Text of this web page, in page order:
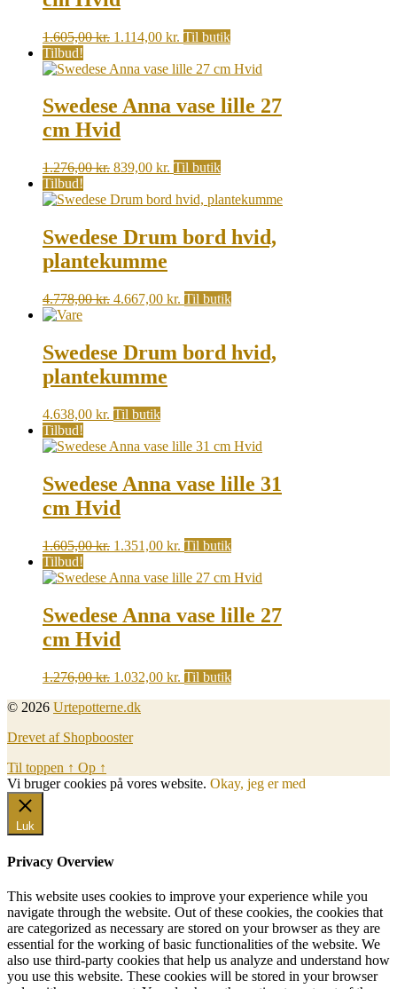
1.605,00kr. Original
was:
1.114,00 kr. Current
is:
Til butik
Tilbud!
Swedese Anna vase lille 27
cm Hvid
1.276,00kr. Original
was:
839,00 kr. Current
is:
Til butik
Tilbud!
Swedese Drum bord hvid,
plantekumme
4.778,00kr. Original
4.778,00 kr..
4.667,00 kr. Current
4.667,00 kr..
Til butik
Swedese Drum bord hvid,
plantekumme
4.638,00 kr. Til butik
Tilbud!
Swedese Anna vase lille 31
cm Hvid
1.605,00kr. Original
was:
1.351,00 kr. Current
is:
Til butik
Tilbud!
Swedese Anna vase lille 27
cm Hvid
1.276,00kr. Original
was:
1.032,00 kr. Current
Til butik
© 2026 Urtepotterne.dk
Drevet af Shopbooster
Til toppen ↑ Op ↑
Vi bruger cookies på vores website. Okay, jeg er med
Luk
Privacy Overview
This website uses cookies to improve your experience while you
navigate through the website. Out of these cookies, the cookies that
are categorized as necessary are stored on your browser as they are
essential for the working of basic functionalities of the website. We
also use third-party cookies that help us analyze and understand how
you use this website. These cookies will be stored in your browser